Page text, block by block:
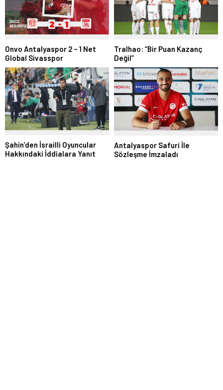
Onvo Antalyaspor 2 – 1 Net
Global Sivasspor
Tralhao: “Bir Puan Kazanç
Değil”
Şahin’den İsrailli Oyuncular
Hakkındaki İddialara Yanıt
Antalyaspor Safuri İle
Sözleşme İmzaladı